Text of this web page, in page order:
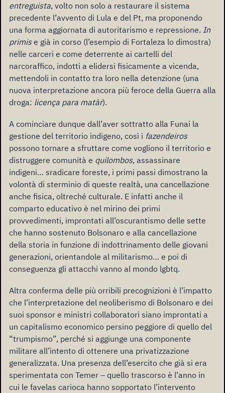
entreguista, volto non solo a restaurare il sistema
precedente l’avvento di Lula e del Pt, ma proponendo
una forma aggiornata di autoritarismo e repressione. In
primise già in corso (l’esempio di Fortaleza lo dimostra)
nelle carceri e come deterrente ai cartelli del
narcoraffico, indotti a elidersi fisicamente a vicenda,
mettendoli in contatto tra loro nella detenzione (una
nuova interpretazione ancora più feroce della Guerra alla
droga: licença para matàr).
A cominciare dunque dall’aver sottratto alla Funai la
gestione del territorio indigeno, così i fazendeiros
possono tornare a sfruttare come vogliono il territorio e
distruggere comunità e quilombos, assassinare
indigeni… sradicare foreste, i primi passi dimostrano la
volontà di sterminio di queste realtà, una cancellazione
anche fisica, oltreché culturale. E infatti anche il
comparto educativo è nel mirino dei primi
provvedimenti, improntati all’oscurantismo delle sette
che hanno sostenuto Bolsonaro e alla cancellazione
della storia in funzione di indottrinamento delle giovani
generazioni, orientandole al militarismo… e poi di
conseguenza gli attacchi vanno al mondo lgbtq.
Altra conferma delle più orribili precognizioni è l’impatto
che l’interpretazione del neoliberismo di Bolsonaro e dei
suoi sponsor e ministri collaboratori siano improntati a
un capitalismo economico persino peggiore di quello del
“trumpismo”, perché si aggiunge una componente
militare all’intento di ottenere una privatizzazione
generalizzata. Una presenza dell’esercito che già si era
sperimentata con Temer – quello trascorso è l’anno in
cui le favelas carioca hanno sopportato l’intervento